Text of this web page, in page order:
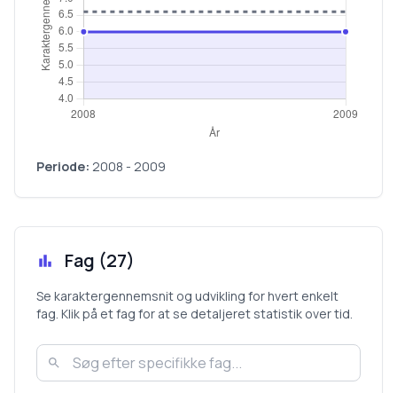
Periode: 2008 - 2009
Fag (27)
Se karaktergennemsnit og udvikling for hvert enkelt
fag. Klik på et fag for at se detaljeret statistik over tid.